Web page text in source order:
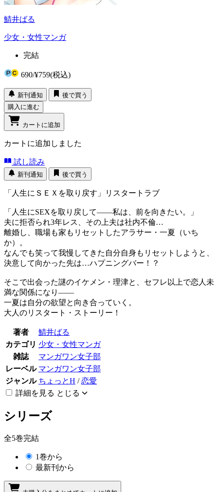
鯖井ばる
少女・女性マンガ
完結
690/¥759(税込)
新刊通知
後で買う
購入に進む
カートに追加
カートに追加しました
試し読み
新刊通知 後で買う
「人生にＳＥＸを取り戻す」リスタートラブ
「人生にSEXを取り戻して――私は、前を向きたい。」
夫に拒否られ3年レス、その上夫は社内不倫…
離婚し、職場も家もリセットしたアラサー・一夏（いち
か）。
なんでも笑って我慢してきた自分自身もリセットしようと、
決意して向かった先は…ハプニングバー！？
そこで出会った謎のイケメン・理津と、セフレ以上で恋人未
満な関係になり――
一夏は自分の欲望と向き合っていく。
大人のリスタート・ストーリー！
著者
鯖井ばる
カテゴリ 少女・女性マンガ
雑誌
マンガワン女子部
レーベル マンガワン女子部
ジャンル ちょっとH /恋愛
詳細を見る とじる
シリーズ
全5巻完結
1巻から
最新刊から